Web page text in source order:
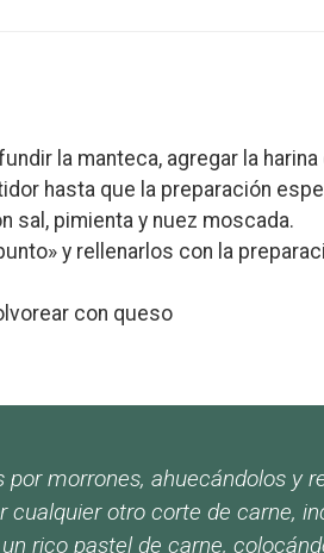
la manteca, agregar la
hasta que la preparación
sal, pimienta y nuez moscada.
y rellenarlos con la
con queso
morrones, ahuecándolos y
cualquier otro corte de carne,
rico pastel de carne,